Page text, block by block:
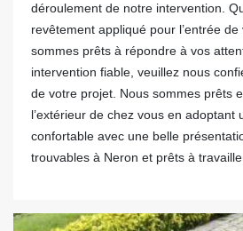
déroulement de notre intervention.
revêtement appliqué pour l’entrée
sommes prêts à répondre à vos
intervention fiable, veuillez nous
de votre projet. Nous sommes prêts
l’extérieur de chez vous en adoptant
confortable avec une belle
trouvables à Neron et prêts à